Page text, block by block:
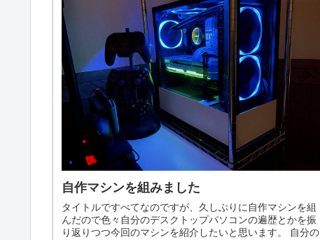
自作マシンを組みました
タイトルですべてなのですが、久しぶりに自作マシンを組
んだので色々自分のデスクトップパソコンの遍歴とかを振
り返りつつ今回のマシンを紹介したいと思います。 自分の